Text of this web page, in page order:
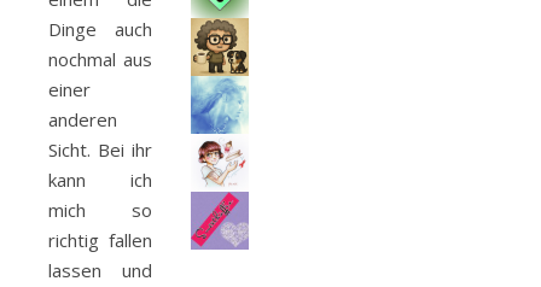
Dinge auch
nochmal aus
einer
anderen
Sicht. Bei ihr
kann ich
mich so
richtig fallen
lassen und